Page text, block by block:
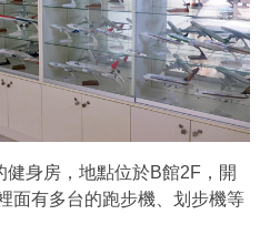
身房，地點位於B館2F，開
面有多台的跑步機、划步機等